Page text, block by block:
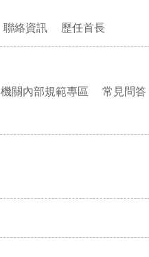
聯絡資訊 歷任首長
機關內部規範專區 常見問答